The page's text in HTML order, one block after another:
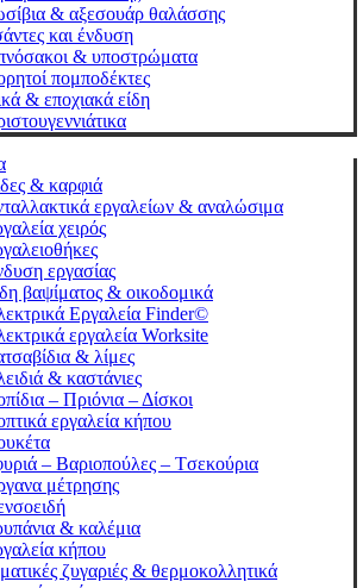
& αξεσουάρ θαλάσσης
και ένδυση
& υποστρώματα
πομποδέκτες
& εποχιακά είδη
& καρφιά
εργαλείων & αναλώσιμα
χειρός
εργασίας
βαψίματος & οικοδομικά
Εργαλεία Finder©
εργαλεία Worksite
& λίμες
& καστάνιες
– Πριόνια – Δίσκοι
εργαλεία κήπου
– Bαριοπούλες – Tσεκούρια
μέτρησης
& καλέμια
κήπου
ζυγαριές & θερμοκολλητικά